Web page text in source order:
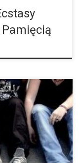
ludzie coraz
Mózg młodych
połączenia,